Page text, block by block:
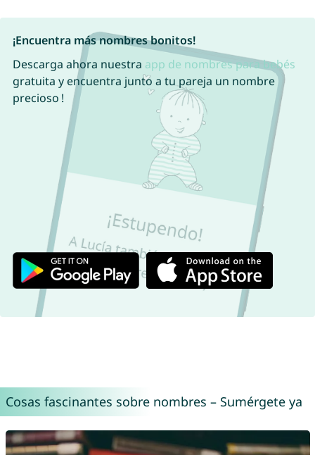
¡Encuentra más nombres bonitos!
Descarga ahora nuestra app de nombres para bebés
gratuita y encuentra junto a tu pareja un nombre
precioso !
Cosas fascinantes sobre nombres – Sumérgete ya